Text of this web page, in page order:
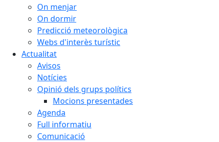
On menjar
On dormir
Predicció meteorològica
Webs d'interès turístic
Actualitat
Avisos
Notícies
Opinió dels grups polítics
Mocions presentades
Agenda
Full informatiu
Comunicació